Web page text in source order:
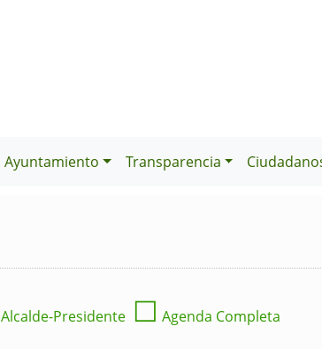
Ayuntamiento Transparencia
Alcalde-Presidente ☐ Agenda Completa